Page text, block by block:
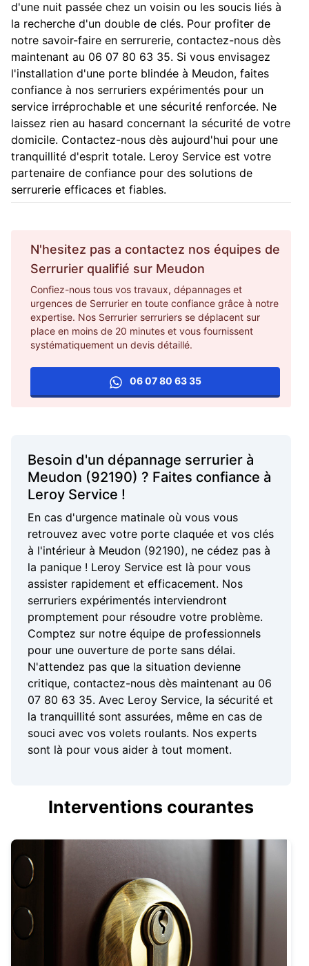
d'une nuit passée chez un voisin ou les soucis liés à
la recherche d'un double de clés. Pour profiter de
notre savoir-faire en serrurerie, contactez-nous dès
maintenant au 06 07 80 63 35. Si vous envisagez
l'installation d'une porte blindée à Meudon, faites
confiance à nos serruriers expérimentés pour un
service irréprochable et une sécurité renforcée. Ne
laissez rien au hasard concernant la sécurité de votre
domicile. Contactez-nous dès aujourd'hui pour une
tranquillité d'esprit totale. Leroy Service est votre
partenaire de confiance pour des solutions de
serrurerie efficaces et fiables.
N'hesitez pas a contactez nos équipes de
Serrurier qualifié sur Meudon
Confiez-nous tous vos travaux, dépannages et
urgences de Serrurier en toute confiance grâce à notre
expertise. Nos Serrurier serruriers se déplacent sur
place en moins de 20 minutes et vous fournissent
systématiquement un devis détaillé.
06 07 80 63 35
Besoin d'un dépannage serrurier à
Meudon (92190) ? Faites confiance à
Leroy Service !
En cas d'urgence matinale où vous vous
retrouvez avec votre porte claquée et vos clés
à l'intérieur à Meudon (92190), ne cédez pas à
la panique ! Leroy Service est là pour vous
assister rapidement et efficacement. Nos
serruriers expérimentés interviendront
promptement pour résoudre votre problème.
Comptez sur notre équipe de professionnels
pour une ouverture de porte sans délai.
N'attendez pas que la situation devienne
critique, contactez-nous dès maintenant au 06
07 80 63 35. Avec Leroy Service, la sécurité et
la tranquillité sont assurées, même en cas de
souci avec vos volets roulants. Nos experts
sont là pour vous aider à tout moment.
Interventions courantes